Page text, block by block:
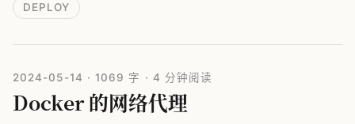
DEPLOY
2024-05-14 ·1069 字 · 4 分钟阅读
Docker 的网络代理